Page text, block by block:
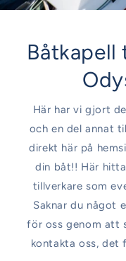
Båtkapell
Här har vi gjort
och en del annat
direkt här på
din båt!! Här
tillverkare som
Saknar du något
för oss genom att
kontakta oss, det